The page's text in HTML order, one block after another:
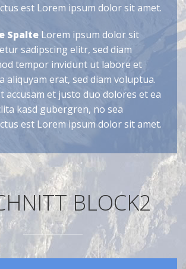
est Lorem ipsum dolor sit amet.
Spalte Lorem ipsum dolor sit
sadipscing elitr, sed diam
tempor invidunt ut labore et
aliquyam erat, sed diam voluptua.
accusam et justo duo dolores et ea
kasd gubergren, no sea
est Lorem ipsum dolor sit amet.
BLOCK2